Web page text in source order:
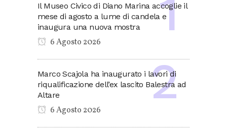
Il Museo Civico di Diano Marina accoglie il
mese di agosto a lume di candela e
inaugura una nuova mostra
6 Agosto 2026
Marco Scajola ha inaugurato i lavori di
riqualificazione dell’ex lascito Balestra ad
Altare
6 Agosto 2026